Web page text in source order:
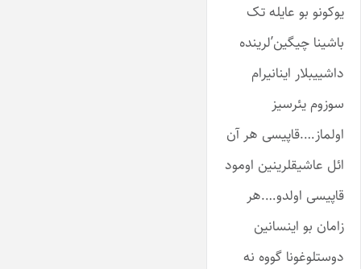
یوکونو بو عایله تک
باشینا چیگین’لرینده
داشییبلار اینانیرام
سوزوم یئرسیز
اولماز….قاپیسی هر آن
ائل عاشیقلرینین اومود
قاپیسی اولدو….هر
زامان بو اینسانین
دوستلوغونا گووه نه